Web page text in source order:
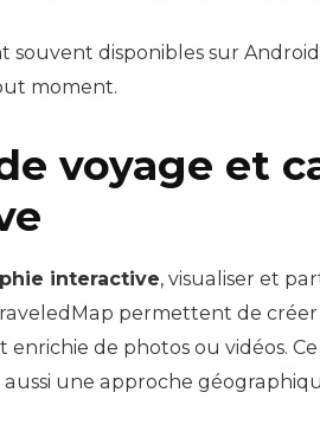
souvent disponibles sur
moment.
voyage et
interactive, visualiser et
permettent de
enrichie de photos ou vidéos.
aussi une approche